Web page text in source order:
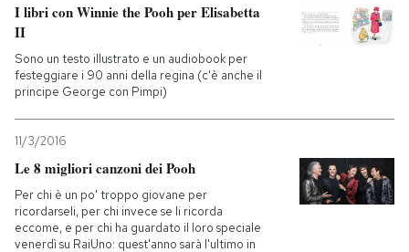
I libri con Winnie the Pooh per Elisabetta
II
Sono un testo illustrato e un audiobook per
festeggiare i 90 anni della regina (c'è anche il
principe George con Pimpi)
11/3/2016
Le 8 migliori canzoni dei Pooh
Per chi è un po' troppo giovane per
ricordarseli, per chi invece se li ricorda
eccome, e per chi ha guardato il loro speciale
venerdì su RaiUno: quest'anno sarà l'ultimo in